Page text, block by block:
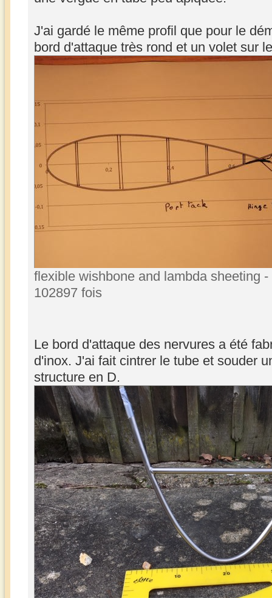
J'ai gardé le même profil que pour le
bord d'attaque très rond et un volet sur
flexible wishbone and lambda sheeting
102897 fois
Le bord d'attaque des nervures a été
d'inox. J'ai fait cintrer le tube et souder
structure en D.